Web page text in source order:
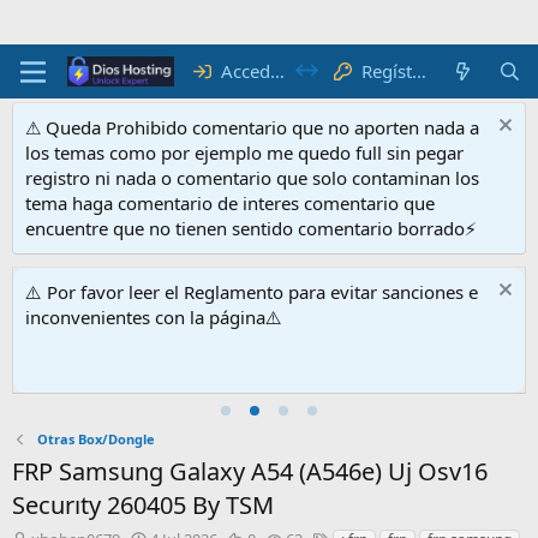
Acceder Regístrate
⚠ Queda Prohibido comentario que no aporten nada a
los temas como por ejemplo me quedo full sin pegar
registro ni nada o comentario que solo contaminan los
tema haga comentario de interes comentario que
encuentre que no tienen sentido comentario borrado⚡
⚠️ Por favor leer el Reglamento para evitar sanciones e
inconvenientes con la página⚠️
Otras Box/Dongle
FRP Samsung Galaxy A54 (A546e) Uj Osv16
Securıty 260405 By TSM